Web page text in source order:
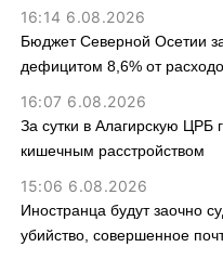
16:14 6.08.2026
Бюджет Северной Осетии
дефицитом 8,6% от
16:07 6.08.2026
За сутки в Алагирскую ЦРБ
кишечным расстройством
15:06 6.08.2026
Иностранца будут заочно
убийство, совершенное